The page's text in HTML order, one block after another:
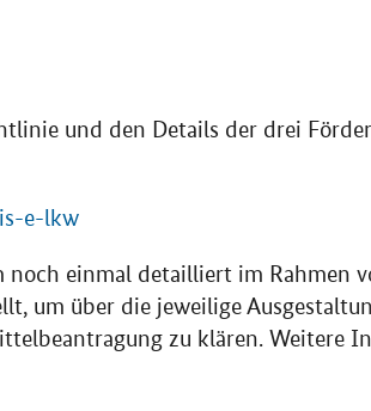
und den Details der drei
e-lkw
noch einmal detailliert im Rahmen
um über die jeweilige
zu klären. Weitere